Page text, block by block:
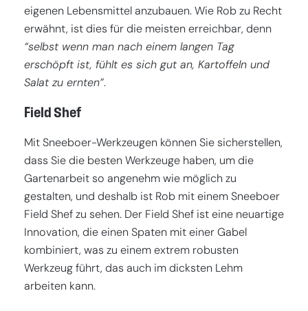
eigenen Lebensmittel anzubauen. Wie Rob zu Recht
erwähnt, ist dies für die meisten erreichbar, denn
“selbst wenn man nach einem langen Tag
erschöpft ist, fühlt es sich gut an, Kartoffeln und
Salat zu ernten”.
Field Shef
Mit Sneeboer-Werkzeugen können Sie sicherstellen,
dass Sie die besten Werkzeuge haben, um die
Gartenarbeit so angenehm wie möglich zu
gestalten, und deshalb ist Rob mit einem Sneeboer
Field Shef zu sehen. Der Field Shef ist eine neuartige
Innovation, die einen Spaten mit einer Gabel
kombiniert, was zu einem extrem robusten
Werkzeug führt, das auch im dicksten Lehm
arbeiten kann.